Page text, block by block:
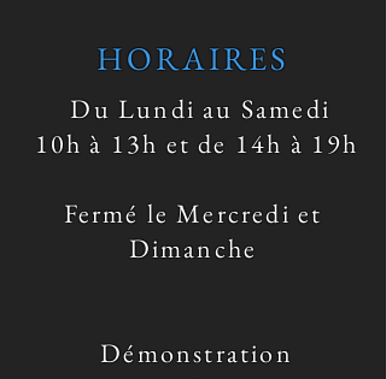
valeur dans un magnifique châssis
HORAIRES
Du Lundi au Samedi
10h à 13h et de 14h à 19h
Fermé le Mercredi et
Dimanche
​ Démonstration